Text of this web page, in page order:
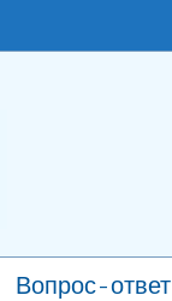
Вопрос-ответ